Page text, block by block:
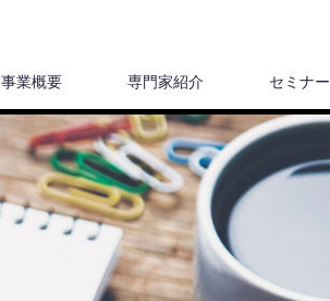
事業概要 専門家紹介 セミナー